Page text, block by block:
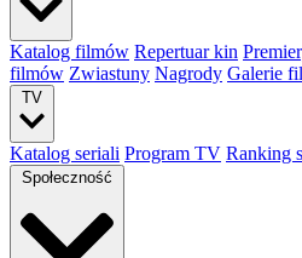
Katalog filmów Repertuar kin
filmów Zwiastuny Nagrody Galerie
TV
Katalog seriali Program TV Ranking
Społeczność